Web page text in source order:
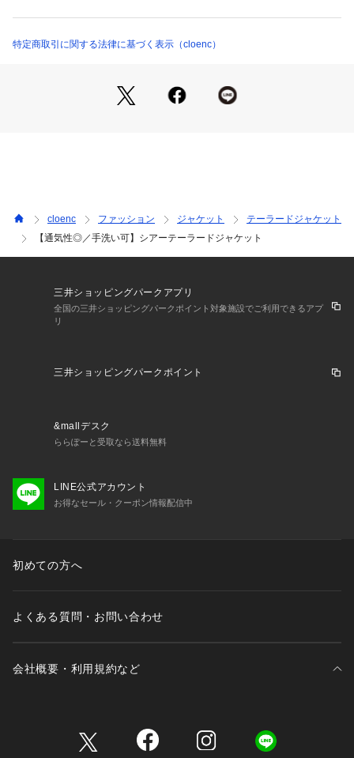
・ワッシャー感のある表情でシワになりにくい素材。
【着こなしポイント】
モデル身長：176cm
気になるアイテムはお気に入り登録がおすすめ！
お気に入り登録で、再入荷通知やお値下げ情報をお知らせ。
アイテムページにある、ハートマークをクリックして追加でき
ーーーーーーーーーーーーーーーーーー
ります。また、パソコン・スマートフォンなどの環境により、
若干製品と画像のカラーが異なる場合もございます。
特定商取引に関する法律に基づく表示（cloenc）
cloenc ファッション ジャケット
テーラードジャケット
【通気性◎／手洗い可】シアーテーラードジャケット
三井ショッピングパークアプリ
全国の三井ショッピングパークポイント対象施設でご利用できるアプ
リ
三井ショッピングパークポイント
&mallデスク
ららぽーと受取なら送料無料
LINE公式アカウント
お得なセール・クーポン情報配信中
初めての方へ
よくある質問・お問い合わせ
会社概要・利用規約など